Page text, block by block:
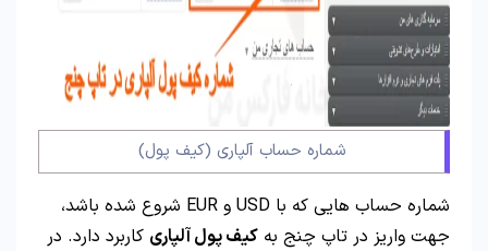
شماره حساب آلپاری (کیف پول)
شماره حساب هایی که با USD و EUR شروع شده باشد،
جهت واریز در تاپ چنج به کیف پول آلپاری کاربرد دارد. در